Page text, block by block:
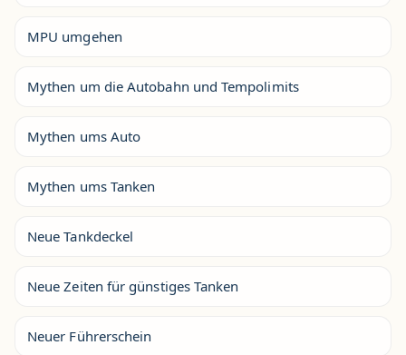
MPU umgehen
Mythen um die Autobahn und Tempolimits
Mythen ums Auto
Mythen ums Tanken
Neue Tankdeckel
Neue Zeiten für günstiges Tanken
Neuer Führerschein